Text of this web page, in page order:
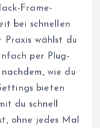
Frame-
bei schnellen
Praxis wählst du
per Plug-
wie du
bieten
du schnell
ohne jedes Mal